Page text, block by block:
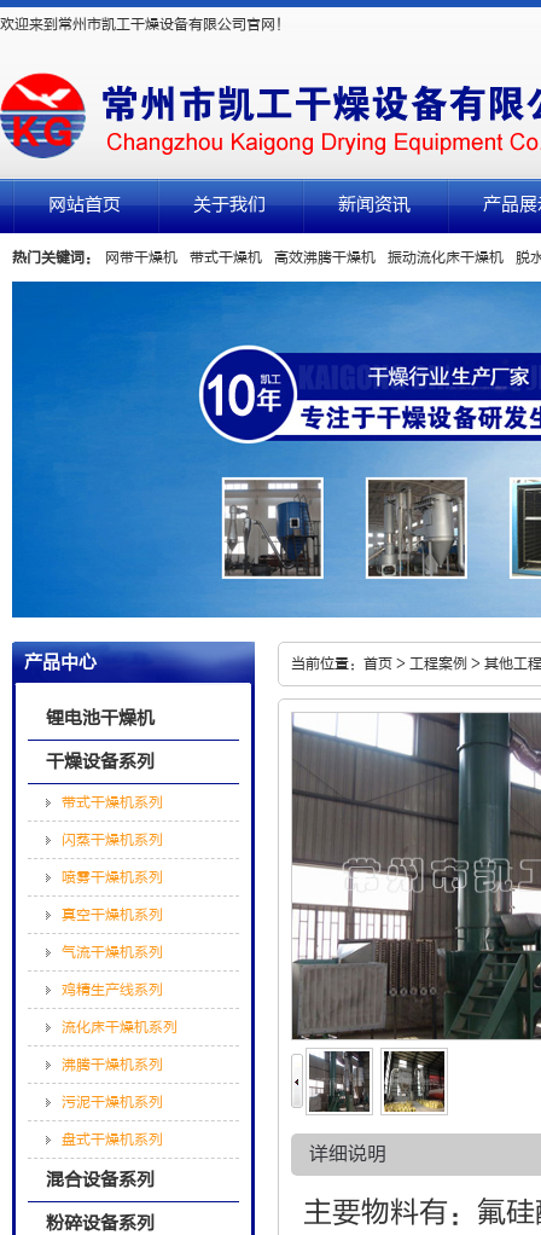
欢迎来到常州市凯工干燥设备有限公司官网！
网站首页 关于我们 新闻资讯 产品展
热门关键词： 网带干燥机 带式干燥机 高效沸腾干燥机 振动流化床干燥机 脱
产品中心
锂电池干燥机
干燥设备系列
带式干燥机系列
闪蒸干燥机系列
喷雾干燥机系列
真空干燥机系列
气流干燥机系列
鸡精生产线系列
流化床干燥机系列
沸腾干燥机系列
污泥干燥机系列
盘式干燥机系列
混合设备系列
粉碎设备系列
当前位置： 首页 > 工程案例 > 其他工
详细说明
主要物料有：氟